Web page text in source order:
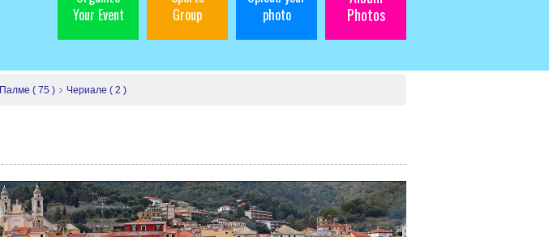
Your Event
Group
photo
Photos
( 75 ) Чериале ( 2 )